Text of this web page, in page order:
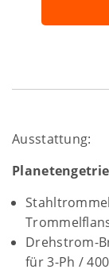
Ausstattung:
Drehstrom-
für 3-Ph /